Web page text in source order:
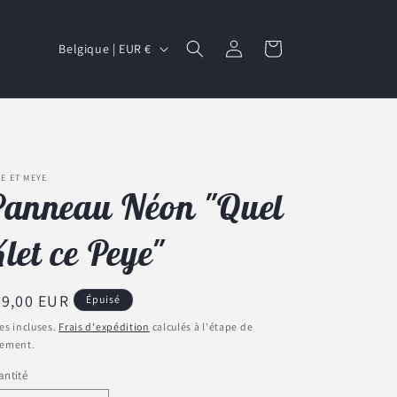
P
y
é
i
o
n
Belgique | EUR € Connexion Panier
ET MEYE
Néon "Quel
ce Peye"
EUR Épuisé
incluses. Frais d'expédition calculés à l'étape de